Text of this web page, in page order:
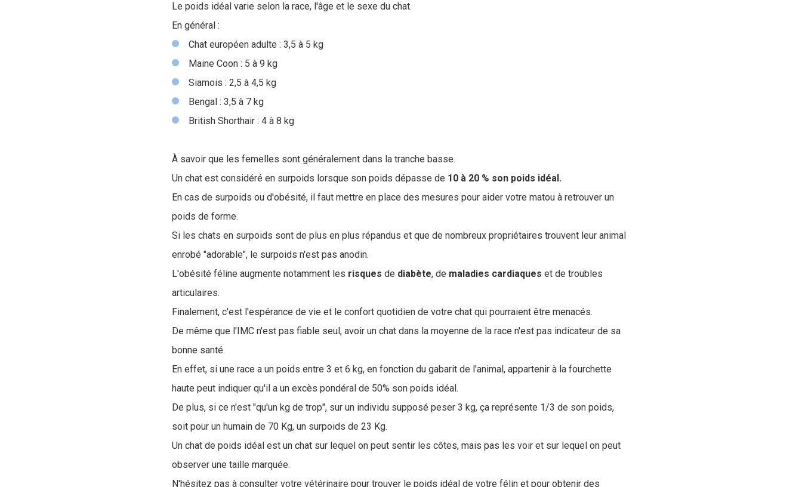
Le poids idéal varie selon la race, l'âge et le sexe du chat.
En général :
Chat européen adulte : 3,5 à 5 kg
Maine Coon : 5 à 9 kg
Siamois : 2,5 à 4,5 kg
Bengal : 3,5 à 7 kg
British Shorthair : 4 à 8 kg
À savoir que les femelles sont généralement dans la tranche basse.
Un chat est considéré en surpoids lorsque son poids dépasse de 10 à 20 % son poids idéal.
En cas de surpoids ou d'obésité, il faut mettre en place des mesures pour aider votre matou à retrouver un
poids de forme.
Si les chats en surpoids sont de plus en plus répandus et que de nombreux propriétaires trouvent leur animal
enrobé "adorable", le surpoids n'est pas anodin.
L'obésité féline augmente notamment les risques de diabète, de maladies cardiaques et de troubles
articulaires.
Finalement, c'est l'espérance de vie et le confort quotidien de votre chat qui pourraient être menacés.
De même que l'IMC n'est pas fiable seul, avoir un chat dans la moyenne de la race n'est pas indicateur de sa
bonne santé.
En effet, si une race a un poids entre 3 et 6 kg, en fonction du gabarit de l'animal, appartenir à la fourchette
haute peut indiquer qu'il a un excès pondéral de 50% son poids idéal.
De plus, si ce n'est "qu'un kg de trop", sur un individu supposé peser 3 kg, ça représente 1/3 de son poids,
soit pour un humain de 70 Kg, un surpoids de 23 Kg.
Un chat de poids idéal est un chat sur lequel on peut sentir les côtes, mais pas les voir et sur lequel on peut
observer une taille marquée.
N'hésitez pas à consulter votre vétérinaire pour trouver le poids idéal de votre félin et pour obtenir des